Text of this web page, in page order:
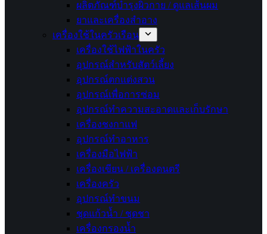
ผลิตภัณฑ์บำรุงผิวกาย / ดูแลเส้นผม
ยาและเครื่องสำอาง
เครื่องใช้ในครัวเรือน
เครื่องใช้ไฟฟ้าในครัว
อุปกรณ์สำหรับสัตว์เลี้ยง
อุปกรณ์ตกแต่งสวน
อุปกรณ์เพื่อการซ่อม
อุปกรณ์ทำความสะอาดและเก็บรักษา
เครื่องชงกาแฟ
อุปกรณ์ทำอาหาร
เครื่องมือไฟฟ้า
เครื่องเขียน / เครื่องดนตรี
เครื่องครัว
อุปกรณ์ทำขนม
ชุดแก้วน้ำ / ชุดชา
เครื่องกรองน้ำ